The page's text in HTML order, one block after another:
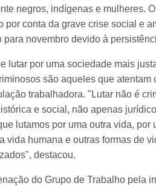
negros, indígenas e mulheres.
por conta da grave crise social e
para novembro devido à
lutar por uma sociedade mais
são aqueles que
trabalhadora. "Lutar não é
e social, não apenas
lutamos por uma outra vida,
vida humana e outras formas de
destacou.
do Grupo de Trabalho pela